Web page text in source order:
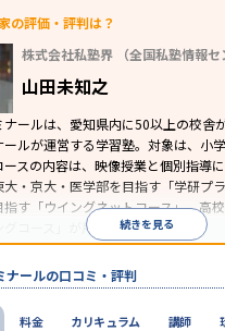
ン対応季節講習のみの受講可
調査。
の評価・評判は？
株式会社私塾界 （全国私塾情報
山田未知之
ナールは、愛知県内に50以上の校舎
ルが運営する学習塾。対象は、小
ースの内容は、映像授業と個別指導
大・京大・医学部を目指す「学研プ
指す「ウイングネットコース」、高
グコース」が用意されている。
続きを見る
ナールの口コミ・評判
料金 カリキュラム 講師